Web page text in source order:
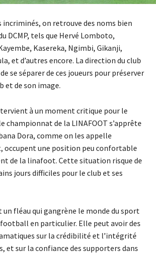
incriminés, on retrouve des noms bien
DCMP, tels que Hervé Lomboto,
Kasereka, Ngimbi, Gikanji,
et d’autres encore. La direction du club
se séparer de ces joueurs pour préserver
et de son image.
à un moment critique pour le
championnat de la LINAFOOT s’apprête
Dora, comme on les appelle
occupent une position peu confortable
de la linafoot. Cette situation risque de
jours difficiles pour le club et ses
fléau qui gangrène le monde du sport
en particulier. Elle peut avoir des
sur la crédibilité et l’intégrité
et sur la confiance des supporters dans